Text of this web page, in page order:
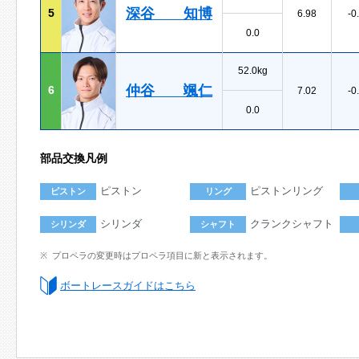
5 深谷 知博
6.98
-
0.0
6 仲谷 颯仁
52.0kg
7.02
-
0.0
部品交換凡例
ピストン ピストン リング ピストンリング
シリンダ シリンダ シャフト クランクシャフト
プロペラの変更時はプロペラ項目に新と表示されます。
ボートレースガイドはこちら